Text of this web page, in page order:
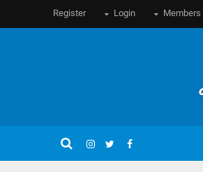
Login
Register